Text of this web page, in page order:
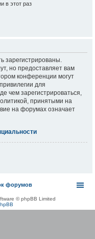
в этот раз
но предоставляет вам
конференции могут
для
чем зарегистрироваться,
принятыми на
на форумах означает
форумов
© phpBB Limited